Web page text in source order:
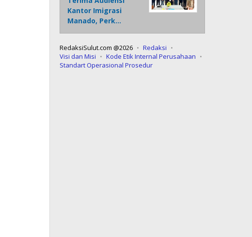
Kantor Imigrasi
Manado, Perk…
RedaksiSulut.com @2026
Redaksi
Visi dan Misi
Kode Etik Internal Perusahaan
Standart Operasional Prosedur